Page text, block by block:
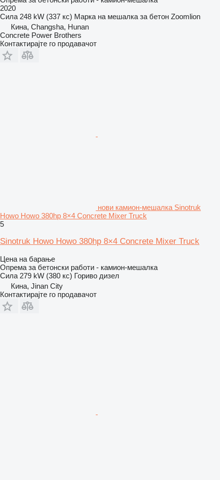
2020
Сила 248 kW (337 кс) Марка на мешалка за бетон Zoomlion
Кина, Changsha, Hunan
Concrete Power Brothers
Контактирајте го продавачот
нови камион-мешалка Sinotruk
Howo Howo 380hp 8×4 Concrete Mixer Truck
5
Sinotruk Howo Howo 380hp 8×4 Concrete Mixer Truck
Цена на барање
Опрема за бетонски работи - камион-мешалка
Сила 279 kW (380 кс) Гориво дизел
Кина, Jinan City
Контактирајте го продавачот